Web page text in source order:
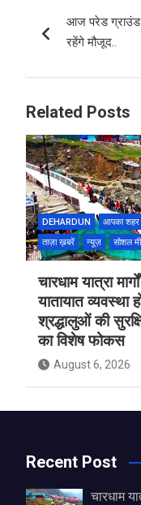
o
o
k
navigation
आज परेड ग्राउंड
रहेंगे मौजूद..
Related Posts
DEHARDUN आपका शहर
ताज़ा ख़बरें
न्यूज़ सोशल
चारधाम यात्रा
यातायात व्यवस्था
श्रद्धालुओं की
का विशेष फोकस
August 6, 2026
Recent Post
चारधाम